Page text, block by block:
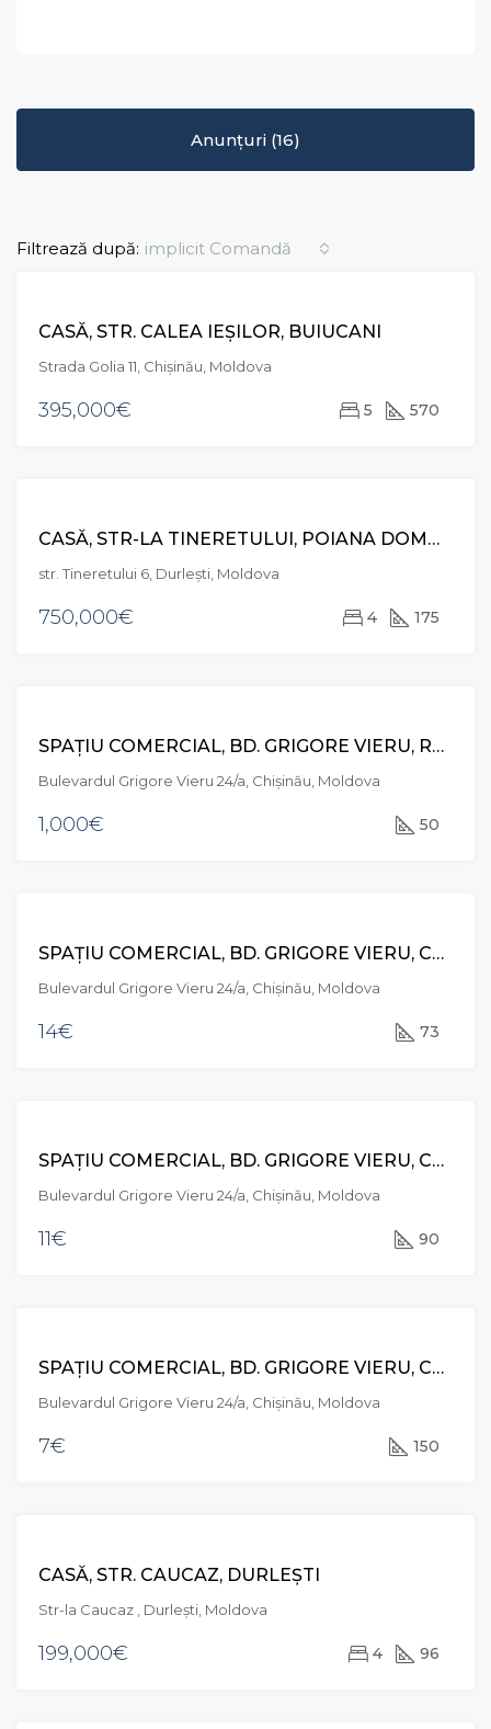
Anunțuri (16)
Filtrează după: implicit Comandă
EXCLUSIVE
CASĂ, STR. CALEA IEȘILOR, BUIUCANI
Strada Golia 11, Chișinău, Moldova
395,000€ 5 570
EXCLUSIVE
CASĂ, STR-LA TINERETULUI, POIANA DOMNEASCĂ
str. Tineretului 6, Durleşti, Moldova
750,000€ 4 175
SPAȚIU COMERCIAL, BD. GRIGORE VIERU, RÂȘCANI
Bulevardul Grigore Vieru 24/a, Chișinău, Moldova
1,000€ 50
SPAȚIU COMERCIAL, BD. GRIGORE VIERU, CENTRU
Bulevardul Grigore Vieru 24/a, Chișinău, Moldova
14€ 73
SPAȚIU COMERCIAL, BD. GRIGORE VIERU, CENTRU
Bulevardul Grigore Vieru 24/a, Chișinău, Moldova
11€ 90
SPAȚIU COMERCIAL, BD. GRIGORE VIERU, CENTRU
Bulevardul Grigore Vieru 24/a, Chișinău, Moldova
7€ 150
CASĂ, STR. CAUCAZ, DURLEȘTI
Str-la Caucaz , Durleşti, Moldova
199,000€ 4 96